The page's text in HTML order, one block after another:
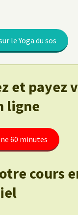
le Yoga du sos
et payez
ligne
60 minutes
cours